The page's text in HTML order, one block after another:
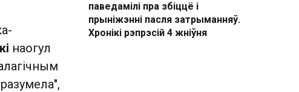
наогул
паведамілі пра збіццё і
прыніжэнні пасля затрыманняў.
Хронікі рэпрэсій 4 жніўня